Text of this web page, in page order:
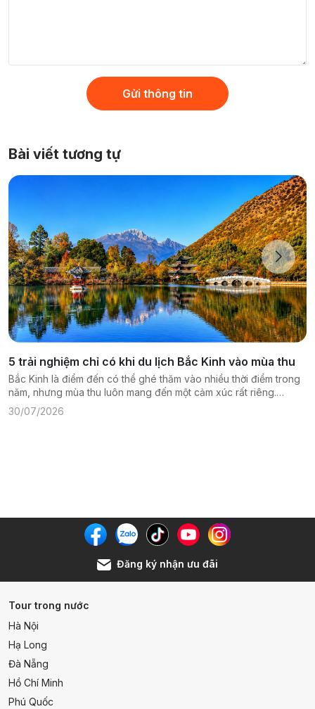
Gửi thông tin
Bài viết tương tự
5 trải nghiệm chỉ có khi du lịch Bắc Kinh vào mùa thu
Bắc Kinh là điểm đến có thể ghé thăm vào nhiều thời điểm trong
năm, nhưng mùa thu luôn mang đến một cảm xúc rất riêng.
Không khí dịu mát, bầu trời trong xanh và những hàng cây bắt
đầu thay màu khiến thành phố cổ kính này trở nên mềm mại, gần
30/07/2026
Đăng ký nhận ưu đãi
Tour trong nước
Hà Nội
Hạ Long
Đà Nẵng
Hồ Chí Minh
Phú Quốc